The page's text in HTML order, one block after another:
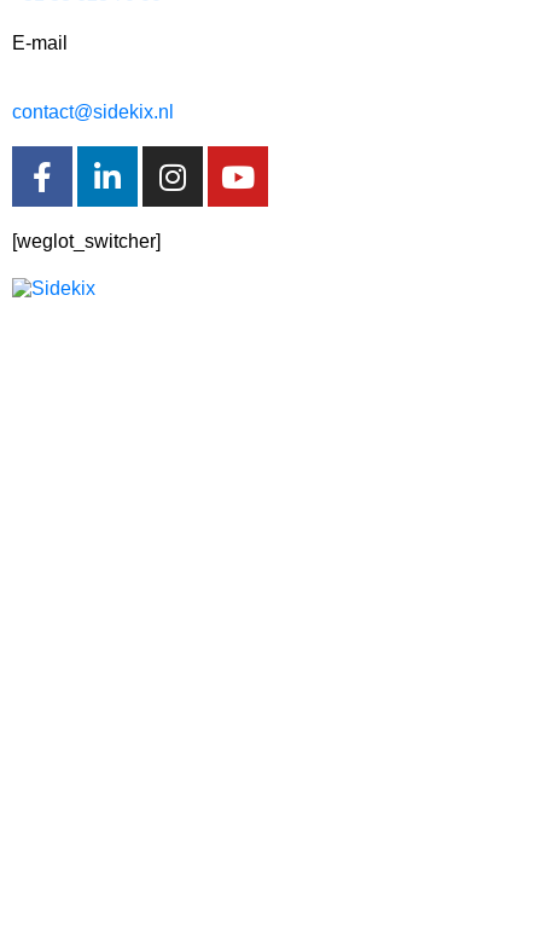
E-mail
contact@sidekix.nl
[weglot_switcher]